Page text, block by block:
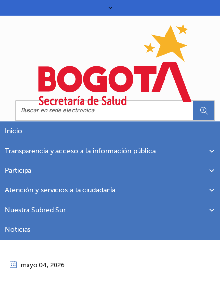
Inicio
Transparencia y acceso a la información pública
Participa
Atención y servicios a la ciudadanía
Nuestra Subred Sur
Noticias
mayo 04, 2026